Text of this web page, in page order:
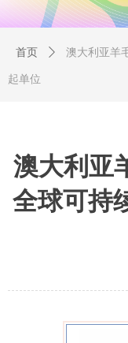
澳大利亚
全球可持
首页 ꄲ 澳大利亚羊
起单位